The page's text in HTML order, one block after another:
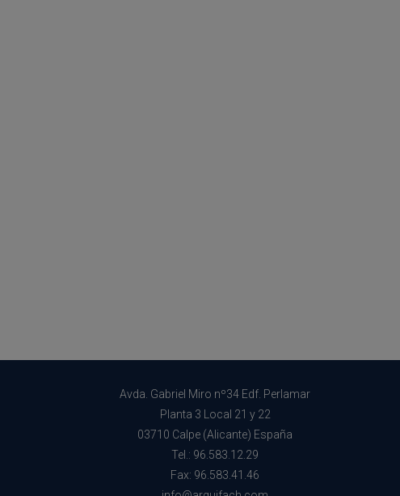
Avda. Gabriel Miro nº34 Edf. Perlamar
Planta 3 Local 21 y 22
03710 Calpe (Alicante) España
Tel.: 96.583.12.29
Fax: 96.583.41.46